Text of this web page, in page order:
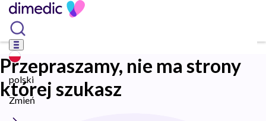
polski
Zmień
Przepraszamy, nie ma strony
której szukasz